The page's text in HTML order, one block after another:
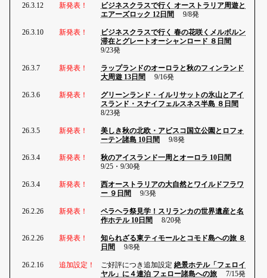
26.3.12 新発表！
ビジネスクラスで行く オーストラリア周遊と
エアーズロック 12日間
9/8発
26.3.10 新発表！
ビジネスクラスで行く 春の花咲くメルボルン
滞在とグレートオーシャンロード ８日間
9/23発
26.3.7 新発表！
ラップランドのオーロラと秋のフィンランド
大周遊 13日間
9/16発
26.3.6 新発表！
グリーンランド・イルリサットの氷山とアイ
スランド・スナイフェルスネス半島 ８日間
8/23発
26.3.5 新発表！
美しき秋の北欧・アビスコ国立公園とロフォ
ーテン諸島 10日間
9/8発
26.3.4 新発表！
秋のアイスランド一周とオーロラ 10日間
9/25・9/30発
26.3.4 新発表！
西オーストラリアの大自然とワイルドフラワ
ー ９日間
9/3発
26.2.26 新発表！
ペラヘラ祭見学！スリランカの世界遺産と名
作ホテル 10日間
8/20発
26.2.26 新発表！
知られざる東ティモールとコモド島への旅 ８
日間
9/8発
26.2.16 追加設定！ ご好評につき追加設定絶景ホテル「フェロイ
ヤル」に４連泊 フェロー諸島への旅
7/15発